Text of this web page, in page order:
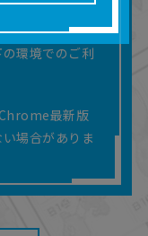
環境でのご利
最新版
場合がありま
が購入され
場合がありま
扱説明書の
ります。
努めており
証するもので
サービスを
利用できな